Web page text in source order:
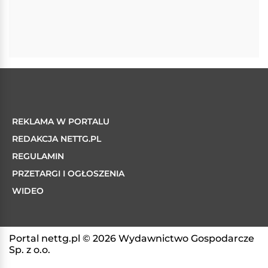
REKLAMA W PORTALU
REDAKCJA NETTG.PL
REGULAMIN
PRZETARGI I OGŁOSZENIA
WIDEO
Portal nettg.pl © 2026 Wydawnictwo Gospodarcze
Sp. z o.o.